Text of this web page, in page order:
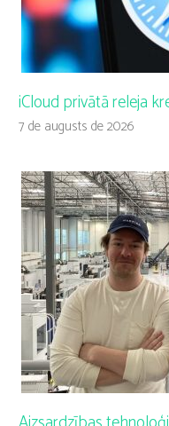
iCloud privātā releja
7 de augusts de 2026